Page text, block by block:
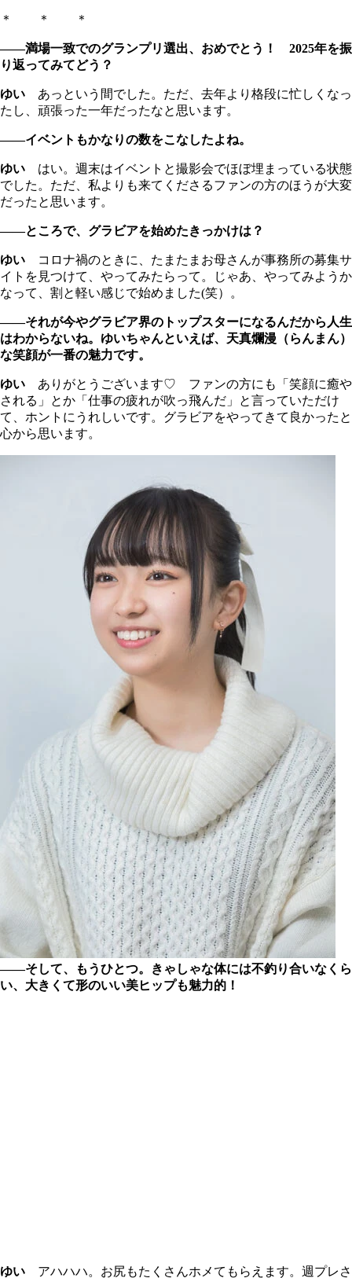
＊ ＊ ＊
――満場一致でのグランプリ選出、おめでとう！ 2025年を振
り返ってみてどう？
ゆい あっという間でした。ただ、去年より格段に忙しくなっ
たし、頑張った一年だったなと思います。
――イベントもかなりの数をこなしたよね。
ゆい はい。週末はイベントと撮影会でほぼ埋まっている状態
でした。ただ、私よりも来てくださるファンの方のほうが大変
だったと思います。
――ところで、グラビアを始めたきっかけは？
ゆい コロナ禍のときに、たまたまお母さんが事務所の募集サ
イトを見つけて、やってみたらって。じゃあ、やってみようか
なって、割と軽い感じで始めました(笑）。
――それが今やグラビア界のトップスターになるんだから人生
はわからないね。ゆいちゃんといえば、天真爛漫（らんまん）
な笑顔が一番の魅力です。
ゆい ありがとうございます♡ ファンの方にも「笑顔に癒や
される」とか「仕事の疲れが吹っ飛んだ」と言っていただけ
て、ホントにうれしいです。グラビアをやってきて良かったと
心から思います。
――そして、もうひとつ。きゃしゃな体には不釣り合いなくら
い、大きくて形のいい美ヒップも魅力的！
ゆい アハハハ。お尻もたくさんホメてもらえます。週プレさ